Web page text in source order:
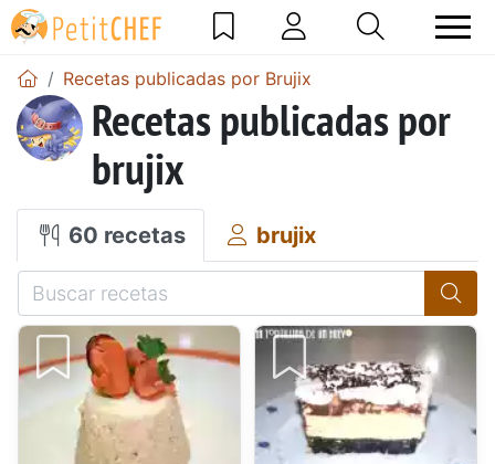
Recetas publicadas por Brujix
Recetas publicadas por
brujix
60 recetas brujix